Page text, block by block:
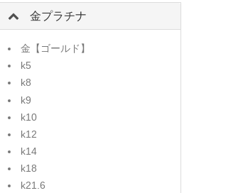
金プラチナ
金【ゴールド】
k5
k8
k9
k10
k12
k14
k18
k21.6